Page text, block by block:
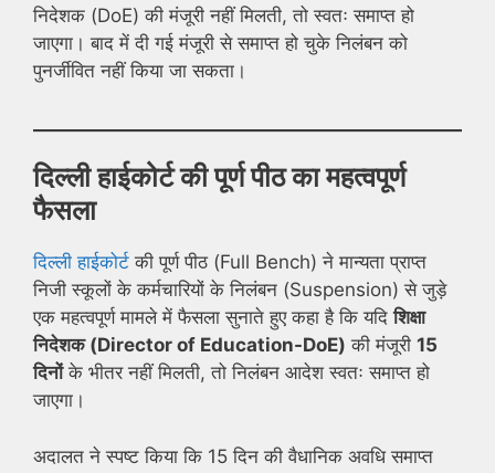
निदेशक (DoE) की मंजूरी नहीं मिलती, तो स्वतः समाप्त हो
जाएगा। बाद में दी गई मंजूरी से समाप्त हो चुके निलंबन को
पुनर्जीवित नहीं किया जा सकता।
दिल्ली हाईकोर्ट की पूर्ण पीठ का महत्वपूर्ण
फैसला
दिल्ली हाईकोर्ट की पूर्ण पीठ (Full Bench) ने मान्यता प्राप्त
निजी स्कूलों के कर्मचारियों के निलंबन (Suspension) से जुड़े
एक महत्वपूर्ण मामले में फैसला सुनाते हुए कहा है कि यदिशिक्षा
निदेशक (Director of Education-DoE) की मंजूरी 15
दिनोंके भीतर नहीं मिलती, तो निलंबन आदेश स्वतः समाप्त हो
जाएगा।
अदालत ने स्पष्ट किया कि 15 दिन की वैधानिक अवधि समाप्त